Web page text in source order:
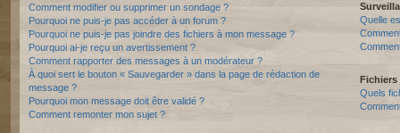
Comment modifier ou supprimer un sondage ?
Pourquoi ne puis-je pas accéder à un forum ?
Pourquoi ne puis-je pas joindre des fichiers à mon message ?
Pourquoi ai-je reçu un avertissement ?
Comment rapporter des messages à un modérateur ?
À quoi sert le bouton « Sauvegarder » dans la page de rédaction de
message ?
Pourquoi mon message doit être validé ?
Comment remonter mon sujet ?
Quelle
Quels